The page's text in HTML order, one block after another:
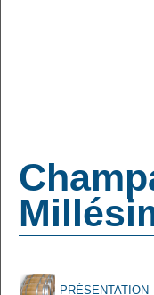
PRÉSENTATION